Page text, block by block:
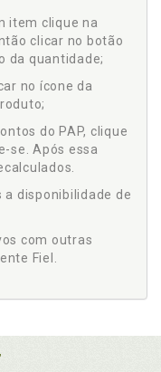
item clique na
clicar no botão
da quantidade;
no ícone da
do PAP, clique
se. Após essa
a disponibilidade de
com outras
Fiel.